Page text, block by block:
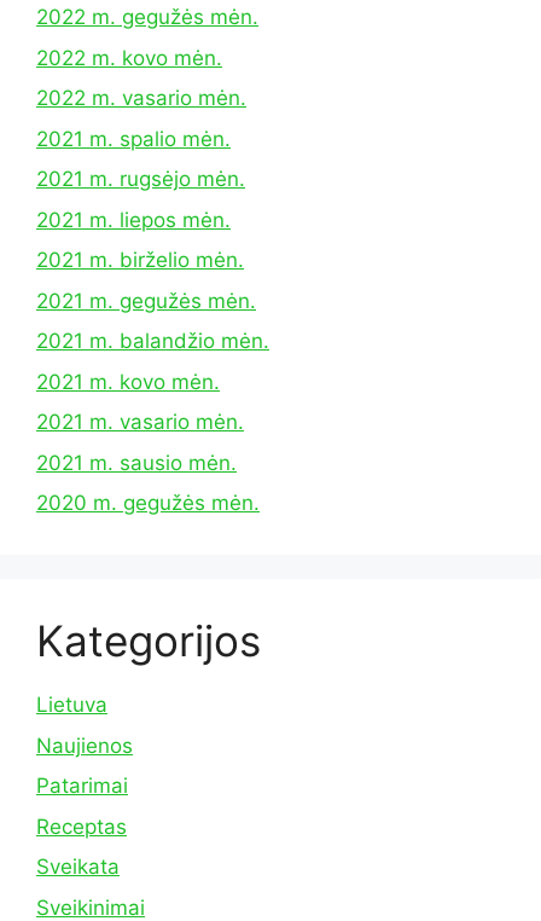
2022 m. gegužės mėn.
2022 m. kovo mėn.
2022 m. vasario mėn.
2021 m. spalio mėn.
2021 m. rugsėjo mėn.
2021 m. liepos mėn.
2021 m. birželio mėn.
2021 m. gegužės mėn.
2021 m. balandžio mėn.
2021 m. kovo mėn.
2021 m. vasario mėn.
2021 m. sausio mėn.
2020 m. gegužės mėn.
Kategorijos
Lietuva
Naujienos
Patarimai
Receptas
Sveikata
Sveikinimai